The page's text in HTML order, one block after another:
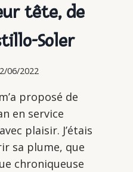
tête, de
Soler
06/2022
proposé de
en service
plaisir. J’étais
sa plume, que
chroniqueuse